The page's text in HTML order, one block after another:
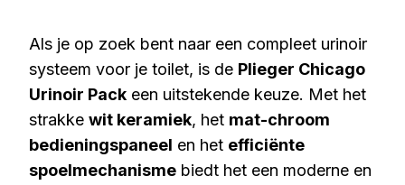
Als je op zoek bent naar een compleet urinoir
systeem voor je toilet, is de Plieger Chicago
Urinoir Pack een uitstekende keuze. Met het
strakke wit keramiek, het mat-chroom
bedieningspaneel en het efficiënte
spoelmechanisme biedt het een moderne en